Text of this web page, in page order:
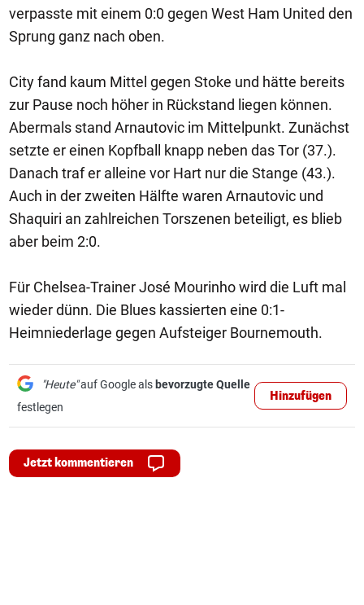
verpasste mit einem 0:0 gegen West Ham United den
Sprung ganz nach oben.
City fand kaum Mittel gegen Stoke und hätte bereits
zur Pause noch höher in Rückstand liegen können.
Abermals stand Arnautovic im Mittelpunkt. Zunächst
setzte er einen Kopfball knapp neben das Tor (37.).
Danach traf er alleine vor Hart nur die Stange (43.).
Auch in der zweiten Hälfte waren Arnautovic und
Shaquiri an zahlreichen Torszenen beteiligt, es blieb
aber beim 2:0.
Für Chelsea-Trainer José Mourinho wird die Luft mal
wieder dünn. Die Blues kassierten eine 0:1-
Heimniederlage gegen Aufsteiger Bournemouth.
"Heute"auf Google als bevorzugte Quelle
festlegen
Hinzufügen
Jetzt kommentieren